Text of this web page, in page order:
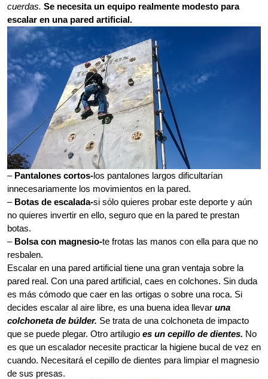
cuerdas. Se necesita un equipo realmente modesto para
escalar en una pared artificial.
– Pantalones cortos-los pantalones largos dificultarían
innecesariamente los movimientos en la pared.
– Botas de escalada-si sólo quieres probar este deporte y aún
no quieres invertir en ello, seguro que en la pared te prestan
botas.
– Bolsa con magnesio-te frotas las manos con ella para que no
resbalen.
Escalar en una pared artificial tiene una gran ventaja sobre la
pared real. Con una pared artificial, caes en colchones. Sin duda
es más cómodo que caer en las ortigas o sobre una roca. Si
decides escalar al aire libre, es una buena idea llevar una
colchoneta de búlder. Se trata de una colchoneta de impacto
que se puede plegar. Otro artilugio es un cepillo de dientes. No
es que un escalador necesite practicar la higiene bucal de vez en
cuando. Necesitará el cepillo de dientes para limpiar el magnesio
de sus presas.